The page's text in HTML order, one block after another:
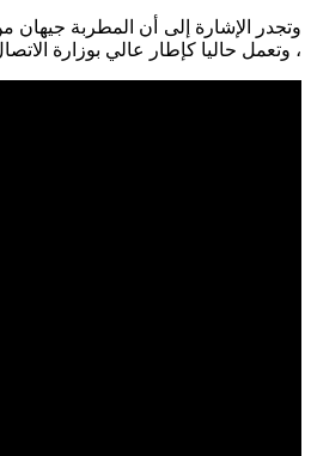
وتجدر الإشارة إلى أن المطربة
، وتعمل حاليا كإطار عالي بوزارة